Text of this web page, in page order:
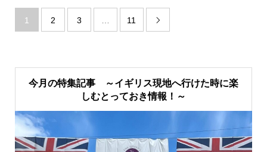
1 2 3 … 11 
今月の特集記事 ～イギリス現地へ行けた時に楽
しむとっておき情報！～